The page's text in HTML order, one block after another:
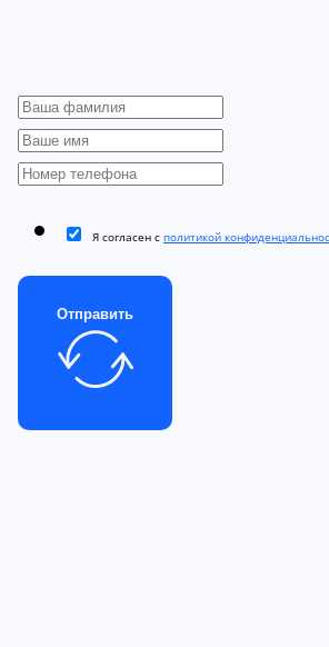
Я согласен с политикой
Отправить